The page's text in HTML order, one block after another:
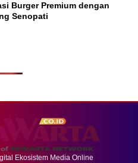
Burger Premium dengan
Senopati
Ekosistem Media Online